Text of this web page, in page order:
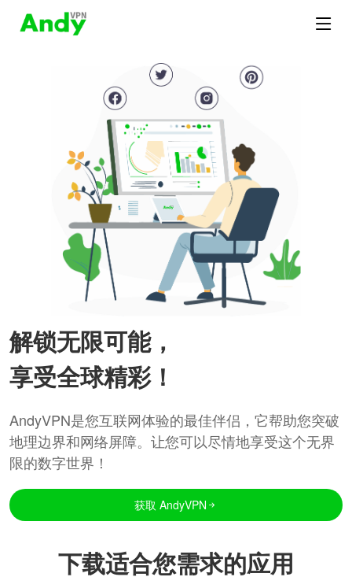
解锁无限可能，
享受全球精彩！
AndyVPN是您互联网体验的最佳伴侣，它帮助您突破
地理边界和网络屏障。让您可以尽情地享受这个无界
限的数字世界！
获取 AndyVPN
下载适合您需求的应用